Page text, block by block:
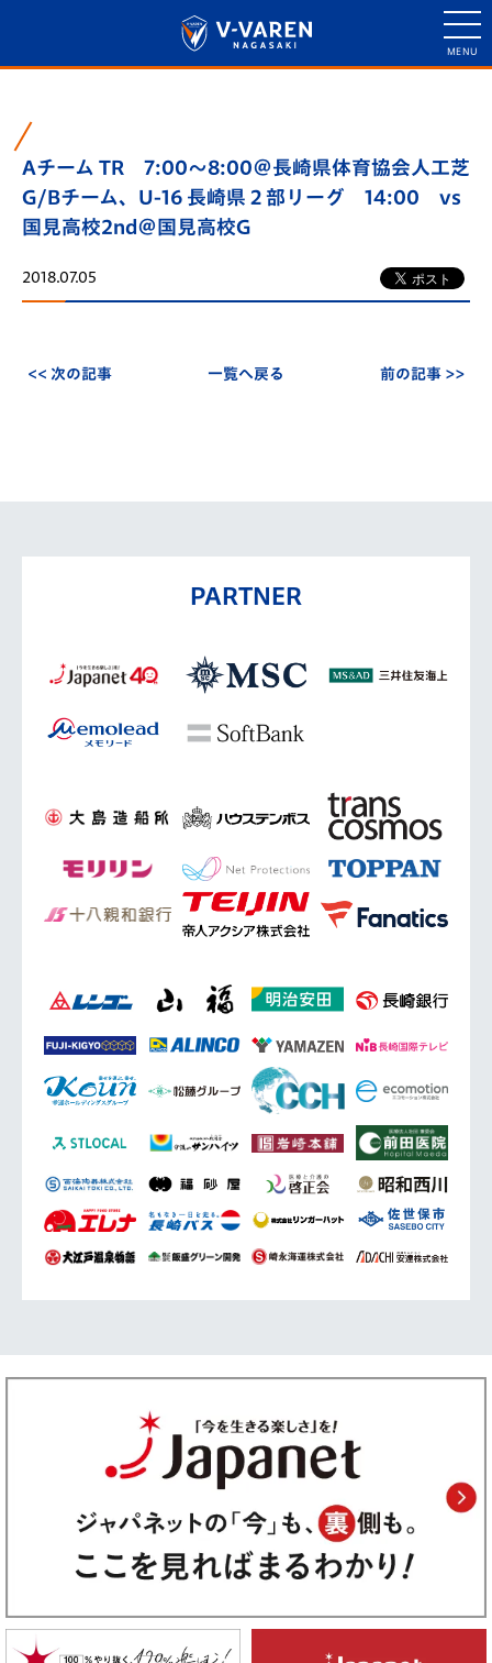
Aチーム TR 7:00～8:00＠長崎県体育協会人工芝
G/Bチーム、U-16 長崎県２部リーグ 14:00 vs
国見高校2nd＠国見高校G
2018.07.05
<< 次の記事 一覧へ戻る 前の記事 >>
PARTNER